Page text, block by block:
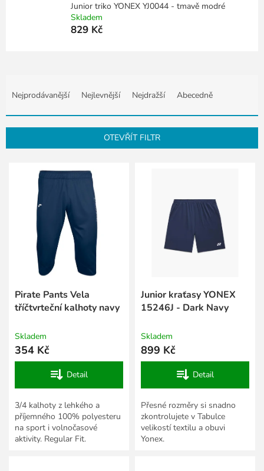
Junior triko YONEX YJ0044 - tmavě modré
Skladem
829 Kč
e
n
í
Nejprodávanější Nejlevnější Nejdražší Abecedně
OTEVŘÍT FILTR
Pirate Pants Vela
tříčtvrteční kalhoty navy
Skladem
354 Kč
Detail
3/4 kalhoty z lehkého a
příjemného 100% polyesteru
na sport i volnočasové
aktivity. Regular Fit.
Junior kraťasy YONEX
15246J - Dark Navy
Skladem
899 Kč
Detail
Přesné rozměry si snadno
zkontrolujete v Tabulce
velikostí textilu a obuvi
Yonex.